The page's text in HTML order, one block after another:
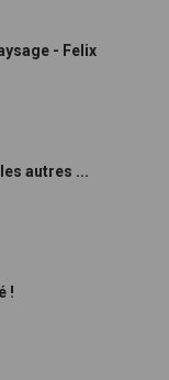
- Felix
autres ...
!